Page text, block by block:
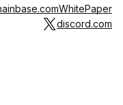
WhitePaper
discord.com